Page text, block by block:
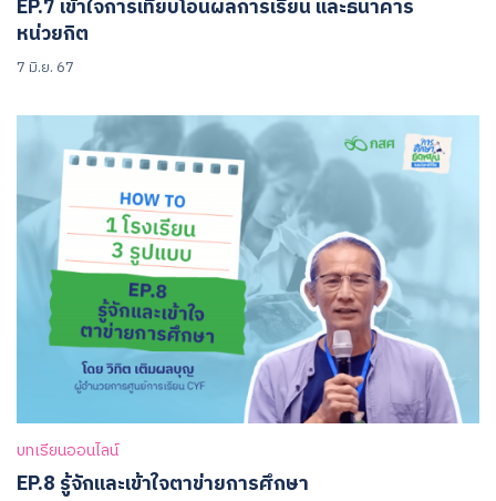
EP.7 เข้าใจการเทียบโอนผลการเรียน และธนาคาร
หน่วยกิต
7 มิ.ย. 67
บทเรียนออนไลน์
EP.8 รู้จักและเข้าใจตาข่ายการศึกษา